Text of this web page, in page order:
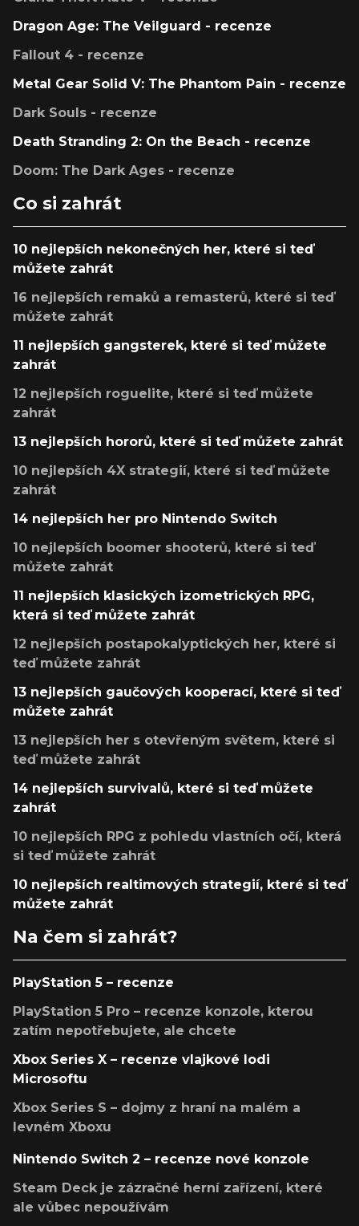
Dragon Age: The Veilguard - recenze
Fallout 4 - recenze
Metal Gear Solid V: The Phantom Pain - recenze
Dark Souls - recenze
Death Stranding 2: On the Beach - recenze
Doom: The Dark Ages - recenze
Co si zahrát
10 nejlepších nekonečných her, které si teď
můžete zahrát
16 nejlepších remaků a remasterů, které si teď
můžete zahrát
11 nejlepších gangsterek, které si teď můžete
zahrát
12 nejlepších roguelite, které si teď můžete
zahrát
13 nejlepších hororů, které si teď můžete zahrát
10 nejlepších 4X strategií, které si teď můžete
zahrát
14 nejlepších her pro Nintendo Switch
10 nejlepších boomer shooterů, které si teď
můžete zahrát
11 nejlepších klasických izometrických RPG,
která si teď můžete zahrát
12 nejlepších postapokalyptických her, které si
teď můžete zahrát
13 nejlepších gaučových kooperací, které si teď
můžete zahrát
13 nejlepších her s otevřeným světem, které si
teď můžete zahrát
14 nejlepších survivalů, které si teď můžete
zahrát
10 nejlepších RPG z pohledu vlastních očí, která
si teď můžete zahrát
10 nejlepších realtimových strategií, které si teď
můžete zahrát
Na čem si zahrát?
PlayStation 5 – recenze
PlayStation 5 Pro – recenze konzole, kterou
zatím nepotřebujete, ale chcete
Xbox Series X – recenze vlajkové lodi
Microsoftu
Xbox Series S – dojmy z hraní na malém a
levném Xboxu
Nintendo Switch 2 – recenze nové konzole
Steam Deck je zázračné herní zařízení, které
ale vůbec nepoužívám